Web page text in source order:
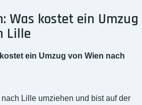
Was kostet ein Umzug
Lille
ein Umzug von Wien nach
Lille umziehen und bist auf der